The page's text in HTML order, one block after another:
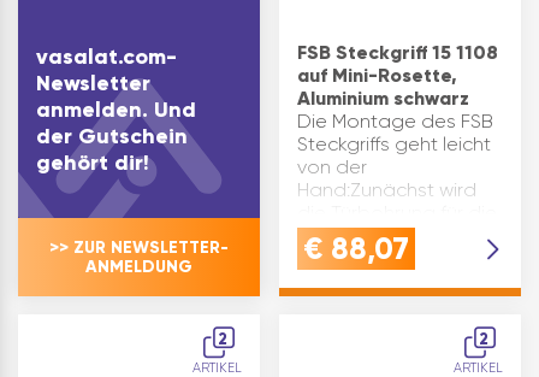
vasalat.com-
Newsletter
anmelden. Und
der Gutschein
gehört dir!
>> ZUR NEWSLETTER-
ANMELDUNG
FSB Steckgriff 15 1108
auf Mini-Rosette,
Aluminium schwarz
Die Montage des FSB
Steckgriffs geht leicht
von der
Hand:Zunächst wird
Spannrosetten
vorbereitet, die für
von 27 mm geeignet
€ 88,07
2
ARTIKEL
2
ARTIKEL